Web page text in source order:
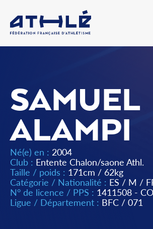
SAMUEL
ALAMPI
Né(e) en : 2004
Club : Entente Chalon/saone Athl.
Taille / poids : 171cm / 62kg
Catégorie / Nationalité : ES / M /
N° de licence / PPS : 1411508 -
Ligue / Département : BFC / 071